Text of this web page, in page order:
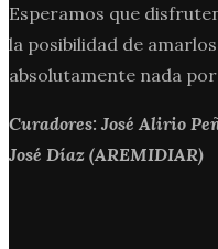
Esperamos que
la posibilidad de
absolutamente nada
Curadores: José Alirio
José Díaz (AREMIDIAR)